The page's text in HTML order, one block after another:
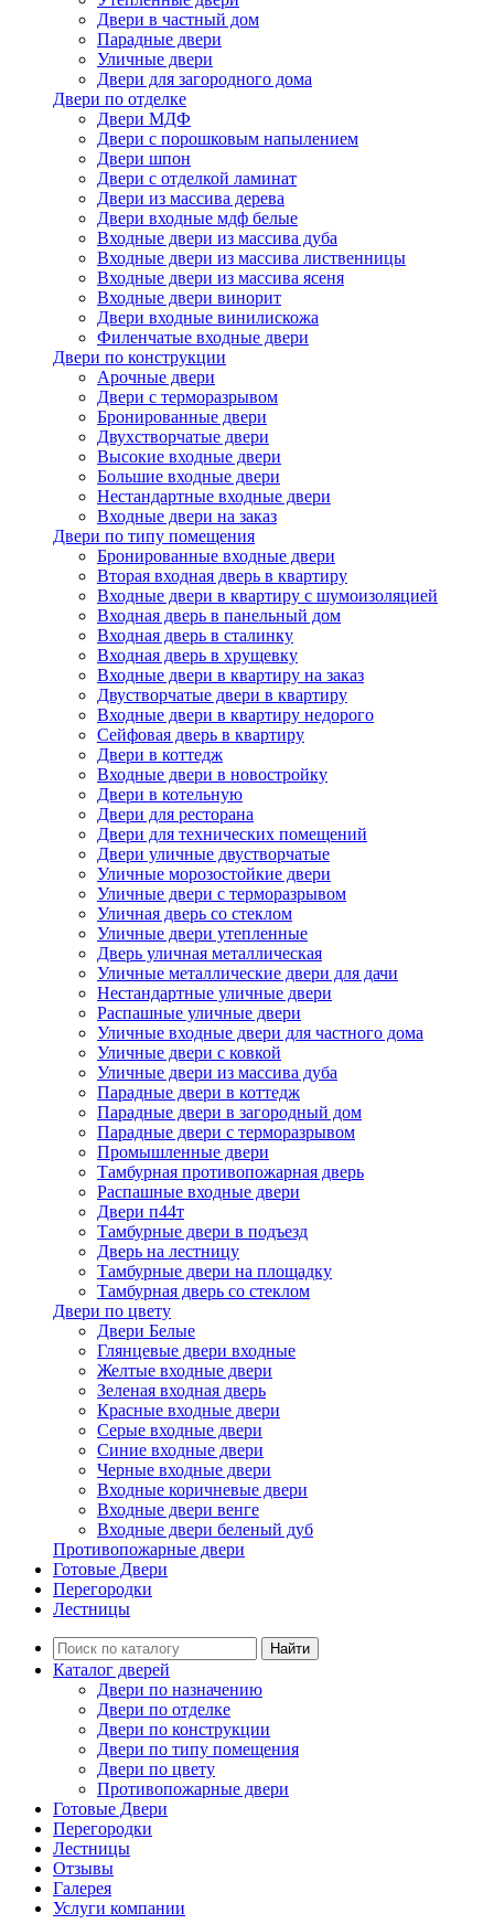
Двери в частный дом
Парадные двери
Уличные двери
Двери для загородного дома
Двери по отделке
Двери МДФ
Двери с порошковым напылением
Двери шпон
Двери с отделкой ламинат
Двери из массива дерева
Двери входные мдф белые
Входные двери из массива дуба
Входные двери из массива лиственницы
Входные двери из массива ясеня
Входные двери винорит
Двери входные винилискожа
Филенчатые входные двери
Двери по конструкции
Арочные двери
Двери с терморазрывом
Бронированные двери
Двухстворчатые двери
Высокие входные двери
Большие входные двери
Нестандартные входные двери
Входные двери на заказ
Двери по типу помещения
Бронированные входные двери
Вторая входная дверь в квартиру
Входные двери в квартиру с шумоизоляцией
Входная дверь в панельный дом
Входная дверь в сталинку
Входная дверь в хрущевку
Входные двери в квартиру на заказ
Двустворчатые двери в квартиру
Входные двери в квартиру недорого
Сейфовая дверь в квартиру
Двери в коттедж
Входные двери в новостройку
Двери в котельную
Двери для ресторана
Двери для технических помещений
Двери уличные двустворчатые
Уличные морозостойкие двери
Уличные двери с терморазрывом
Уличная дверь со стеклом
Уличные двери утепленные
Дверь уличная металлическая
Уличные металлические двери для дачи
Нестандартные уличные двери
Распашные уличные двери
Уличные входные двери для частного дома
Уличные двери с ковкой
Уличные двери из массива дуба
Парадные двери в коттедж
Парадные двери в загородный дом
Парадные двери с терморазрывом
Промышленные двери
Тамбурная противопожарная дверь
Распашные входные двери
Двери п44т
Тамбурные двери в подъезд
Дверь на лестницу
Тамбурные двери на площадку
Тамбурная дверь со стеклом
Двери по цвету
Двери Белые
Глянцевые двери входные
Желтые входные двери
Зеленая входная дверь
Красные входные двери
Серые входные двери
Синие входные двери
Черные входные двери
Входные коричневые двери
Входные двери венге
Входные двери беленый дуб
Противопожарные двери
Готовые Двери
Перегородки
Лестницы
Найти
Каталог дверей
Двери по назначению
Двери по отделке
Двери по конструкции
Двери по типу помещения
Двери по цвету
Противопожарные двери
Готовые Двери
Перегородки
Лестницы
Отзывы
Галерея
Услуги компании